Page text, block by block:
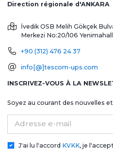
Direction régionale d'ANKARA
İvedik OSB Melih Gökçek
Merkezi No:20/106
+90 (312) 476 24 37
info[@]tescom-ups.com
INSCRIVEZ-VOUS À LA
Soyez au courant des nouvelles
Adresse e-mail
J'ai lu l'accord KVKK, je